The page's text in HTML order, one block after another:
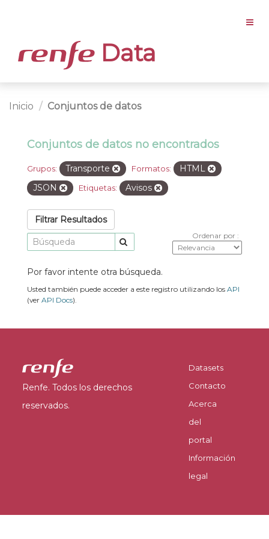
Data
Inicio Conjuntos de datos
Conjuntos de datos no encontrados
Grupos: Transporte Formatos:
HTML
JSON
Etiquetas: Avisos
Filtrar Resultados
Ordenar por
Por favor intente otra búsqueda.
Usted también puede acceder a este registro utilizando los API
(ver API Docs).
Renfe. Todos los derechos
reservados.
Datasets
Contacto
Acerca
del
portal
Información
legal